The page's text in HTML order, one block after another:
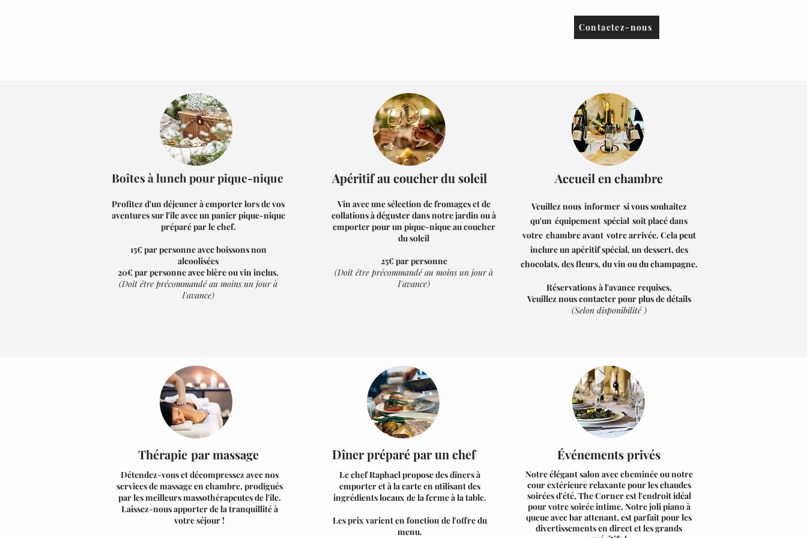
Contactez-nous
Boîtes à lunch pour pique-nique
Profitez d'un déjeuner à emporter lors de vos
aventures sur l'île avec un panier pique-nique
préparé par le chef.
15€ par personne avec boissons non
alcoolisées
20€ par personne avec bière ou vin inclus.
(Doit être précommandé au moins un jour à
l'avance)
Apéritifau coucher du soleil
Vin avec une sélection de fromages et de
collations à déguster dans notre jardin ou à
emporter pour un pique-nique au coucher
du soleil
25€ par personne
(Doit être précommandé au moins un jour à
l'avance)
Accueil en chambre
Veuillez nous informer si vous souhaitez
qu'un équipement spécial soit placé dans
votre chambre avant votre arrivée. Cela peut
inclure un apéritif spécial, un dessert, des
chocolats, des fleurs, du vin ou du champagne.
Réservations à l'avance requises.
Veuillez nous contacter pour plus de détails
(Selon disponibilité )
Thérapie par massage
Détendez-vous et décompressez avec nos
services de massage en chambre, prodigués
par les meilleurs massothérapeutes de l'île.
Laissez-nous apporter de la tranquillité à
votre séjour !
Dîner préparé par un chef
Le chef Raphael propose des dîners à
emporter et à la carte en utilisantdes
ingrédients locaux de la ferme à la table.
Les prix varient en fonction de l'offre du
menu.
Événements privés
Notre élégant salon avec cheminée ou notre
cour extérieure relaxante pour les chaudes
soirées d'été, The Corner est l'endroit idéal
pour votre soirée intime. Notre joli piano à
queue avec bar attenant, est parfait pour les
divertissements en direct et les grands